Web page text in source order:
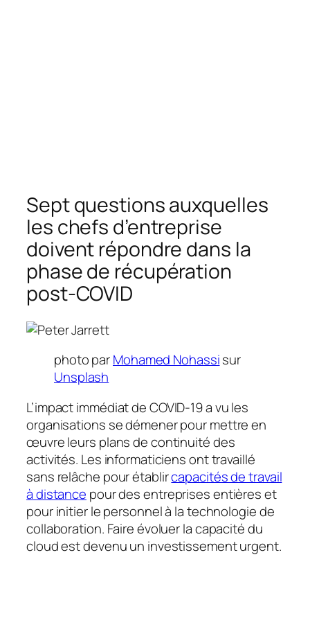
Sept questions auxquelles
les chefs d’entreprise
doivent répondre dans la
phase de récupération
post-COVID
photo parMohamed Nohassisur
Unsplash
L’impact immédiat de COVID-19 a vu les
organisations se démener pour mettre en
œuvre leurs plans de continuité des
activités. Les informaticiens ont travaillé
sans relâche pour établircapacités de travail
à distance pour des entreprises entières et
pour initier le personnel à la technologie de
collaboration. Faire évoluer la capacité du
cloud est devenu un investissement urgent.